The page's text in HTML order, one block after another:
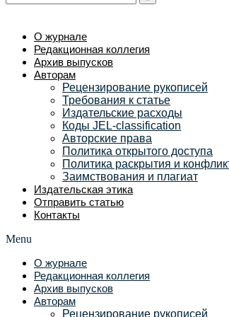
О журнале
Редакционная коллегия
Архив выпусков
Авторам
Рецензирование рукописей
Требования к статье
Издательские расходы
Коды JEL-classification
Авторские права
Политика открытого доступа
Политика раскрытия и
Заимствования и плагиат
Издательская этика
Отправить статью
Контакты
Menu
О журнале
Редакционная коллегия
Архив выпусков
Авторам
Рецензирование рукописей